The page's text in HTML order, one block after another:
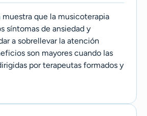
muestra que la musicoterapia
síntomas de ansiedad y
a sobrellevar la atención
son mayores cuando las
por terapeutas formados y